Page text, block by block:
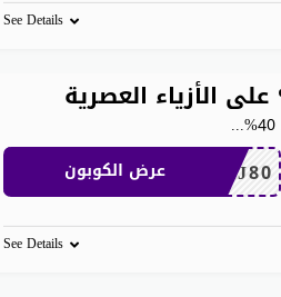
See Details
...
THJ80 عرض الكوبون
See Details